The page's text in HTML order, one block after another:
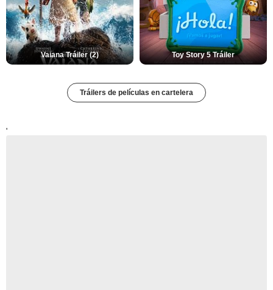
Vaiana Tráiler (2) Toy Story 5 Tráiler
Tráilers de películas en cartelera
'